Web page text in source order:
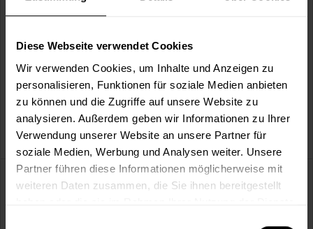
Diese Webseite verwendet Cookies
Wir verwenden Cookies, um Inhalte und Anzeigen zu
personalisieren, Funktionen für soziale Medien anbieten
zu können und die Zugriffe auf unsere Website zu
analysieren. Außerdem geben wir Informationen zu Ihrer
Verwendung unserer Website an unsere Partner für
soziale Medien, Werbung und Analysen weiter. Unsere
Partner führen diese Informationen möglicherweise mit
weiteren Daten zusammen, die Sie ihnen bereitgestellt
Passwort vergessen?
Anmelden
Vorteile